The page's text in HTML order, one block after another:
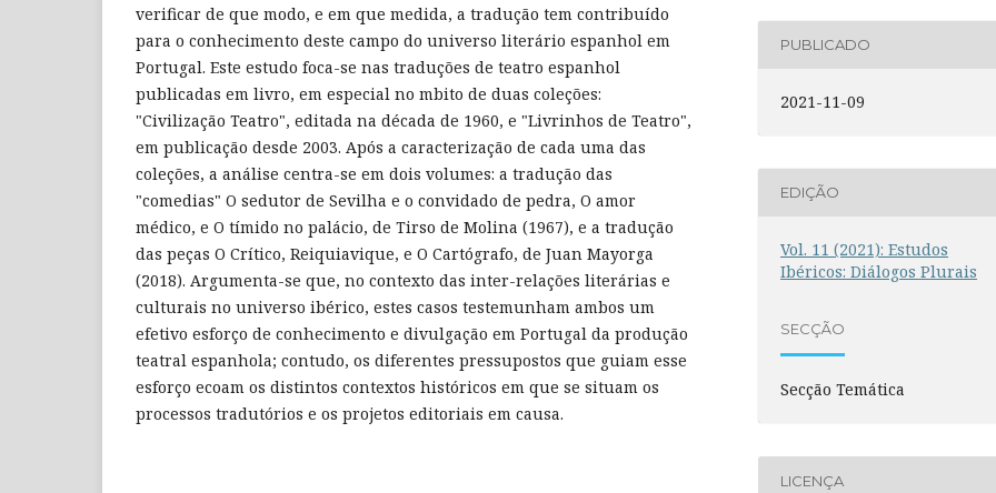
verificar de que modo, e em que medida, a tradução tem contribuído
para o conhecimento deste campo do universo literário espanhol em
Portugal. Este estudo foca-se nas traduções de teatro espanhol
publicadas em livro, em especial no mbito de duas coleções:
"Civilização Teatro", editada na década de 1960, e "Livrinhos de Teatro",
em publicação desde 2003. Após a caracterização de cada uma das
coleções, a análise centra-se em dois volumes: a tradução das
"comedias" O sedutor de Sevilha e o convidado de pedra, O amor
médico, e O tímido no palácio, de Tirso de Molina (1967), e a tradução
das peças O Crítico, Reiquiavique, e O Cartógrafo, de Juan Mayorga
(2018). Argumenta-se que, no contexto das inter-relações literárias e
culturais no universo ibérico, estes casos testemunham ambos um
efetivo esforço de conhecimento e divulgação em Portugal da produção
teatral espanhola; contudo, os diferentes pressupostos que guiam esse
esforço ecoam os distintos contextos históricos em que se situam os
processos tradutórios e os projetos editoriais em causa.
PUBLICADO
2021-11-09
EDIÇÃO
Vol. 11 (2021): Estudos
Ibéricos: Diálogos Plurais
SECÇÃO
Secção Temática
LICENÇA